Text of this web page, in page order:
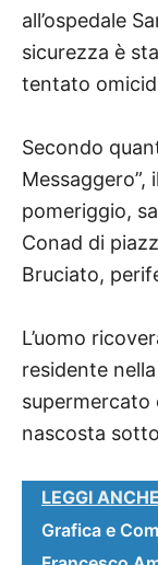
all’ospedale
sicurezza è
tentato
Secondo
Messaggero”,
pomeriggio,
Conad di
Bruciato,
L’uomo
residente
supermercato
nascosta
LEGGI ANCHE
Grafica e